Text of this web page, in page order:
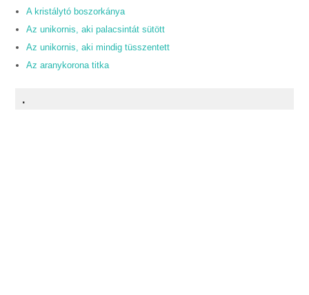
A kristálytó boszorkánya
Az unikornis, aki palacsintát sütött
Az unikornis, aki mindig tüsszentett
Az aranykorona titka
.